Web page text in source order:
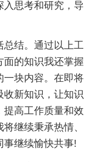
入思考和研究，导
总结。通过以上工
面的知识我还掌握
一块内容。在即将
收新知识，让知识
提高工作质量和效
继续秉承热情、
事继续愉快共事!